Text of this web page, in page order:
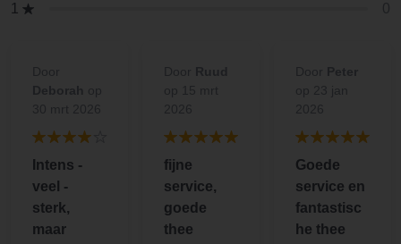
1
Intens -
veel -
sterk,
maar
fijne
service,
goede
thee
Goede
service en
fantastisc
he thee